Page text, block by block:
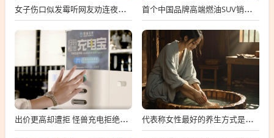
女子伤口似发霉听网友劝连夜就医 属凝血过程中正常现象 首个中国品牌高端燃油SUV销冠！吉利星越L总销量破100万台
出价更高却遭拒 怪兽充电拒绝高瓴私有化要约 代表称女性最好的养生方式是保暖：可用干姜、红花、艾叶泡脚